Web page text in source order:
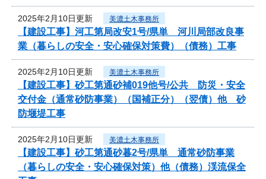
2025年2月10日更新 美濃土木事務所
【建設工事】河工第局改安1号/県単 河川局部改良事
業（暮らしの安全・安心確保対策費）（債務）工事
2025年2月10日更新 美濃土木事務所
【建設工事】砂工第通砂補019他号/公共 防災・安全
交付金（通常砂防事業）（国補正分）（翌債）他 砂
防堰堤工事
2025年2月10日更新 美濃土木事務所
【建設工事】砂工第通砂暮2号/県単 通常砂防事業
（暮らしの安全・安心確保対策）他（債務）渓流保全